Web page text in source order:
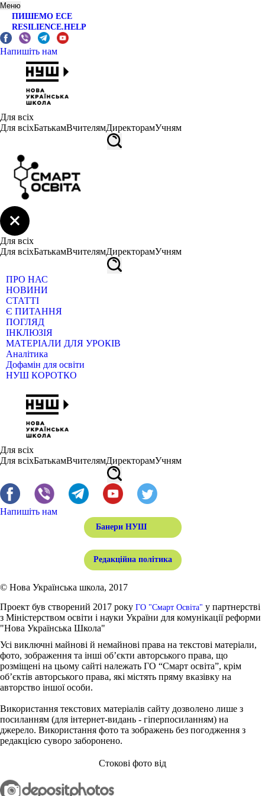
Меню
ПИШЕМО ЕСЕ
RESILIENCE.HELP
Напишіть нам
Для всіх
Для всіхБатькамВчителямДиректорамУчням
Для всіх
Для всіхБатькамВчителямДиректорамУчням
ПРО НАС
НОВИНИ
СТАТТІ
Є ПИТАННЯ
ПОГЛЯД
ІНКЛЮЗІЯ
МАТЕРІАЛИ ДЛЯ УРОКІВ
Аналітика
Дофамін для освіти
НУШ КОРОТКО
Для всіх
Для всіхБатькамВчителямДиректорамУчням
Напишіть нам
Банери НУШ
Редакційна політика
© Нова Українська школа, 2017
Проект був створений 2017 року ГО "Смарт Освіта" у партнерстві
з Міністерством освіти і науки України для комунікації реформи
"Нова Українська Школа"
Усі виключні майнові й немайнові права на текстові матеріали,
фото, зображення та інші об’єкти авторського права, що
розміщені на цьому сайті належать ГО “Смарт освіта”, крім
об’єктів авторського права, які містять пряму вказівку на
авторство іншої особи.
Використання текстових матеріалів сайту дозволено лише з
посиланням (для інтернет-видань - гіперпосиланням) на
джерело. Використання фото та зображень без погодження з
редакцією суворо заборонено.
Стокові фото від